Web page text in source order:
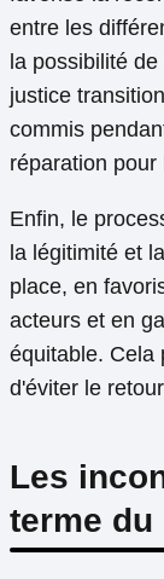
entre les
la possibilité
justice
commis
réparation pour
Enfin, le
la légitimité et
place, en
acteurs et en
équitable. Cela
d'éviter le
Les
terme